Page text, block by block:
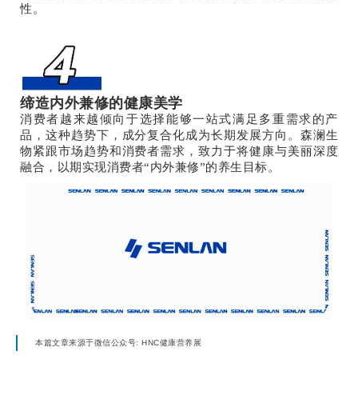
性。
缔造内外兼修的健康美学
消费者越来越倾向于选择能够一站式满足多重需求的产
品，这种趋势下，成分复合化成为长期发展方向。森澜生
物紧跟市场趋势和消费者需求，致力于将健康与美丽深度
融合，以期实现消费者“内外兼修”的养生目标。
本篇文章来源于微信公众号: HNC健康营养展